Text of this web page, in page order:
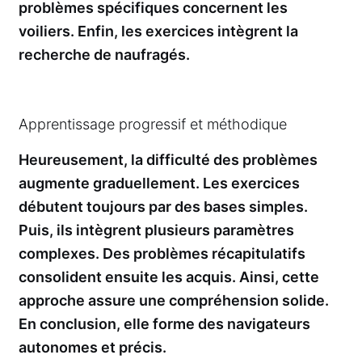
problèmes spécifiques concernent les
voiliers. Enfin, les exercices intègrent la
recherche de naufragés.
Apprentissage progressif et méthodique
Heureusement, la difficulté des problèmes
augmente graduellement. Les exercices
débutent toujours par des bases simples.
Puis, ils intègrent plusieurs paramètres
complexes. Des problèmes récapitulatifs
consolident ensuite les acquis. Ainsi, cette
approche assure une compréhension solide.
En conclusion, elle forme des navigateurs
autonomes et précis.